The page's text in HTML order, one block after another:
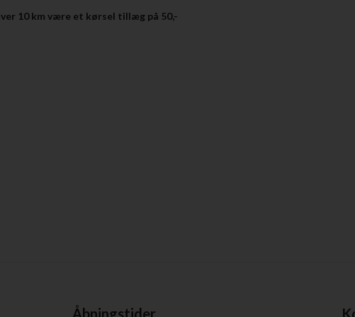
10 km være et kørsel tillæg på 50,-
Åbningstider